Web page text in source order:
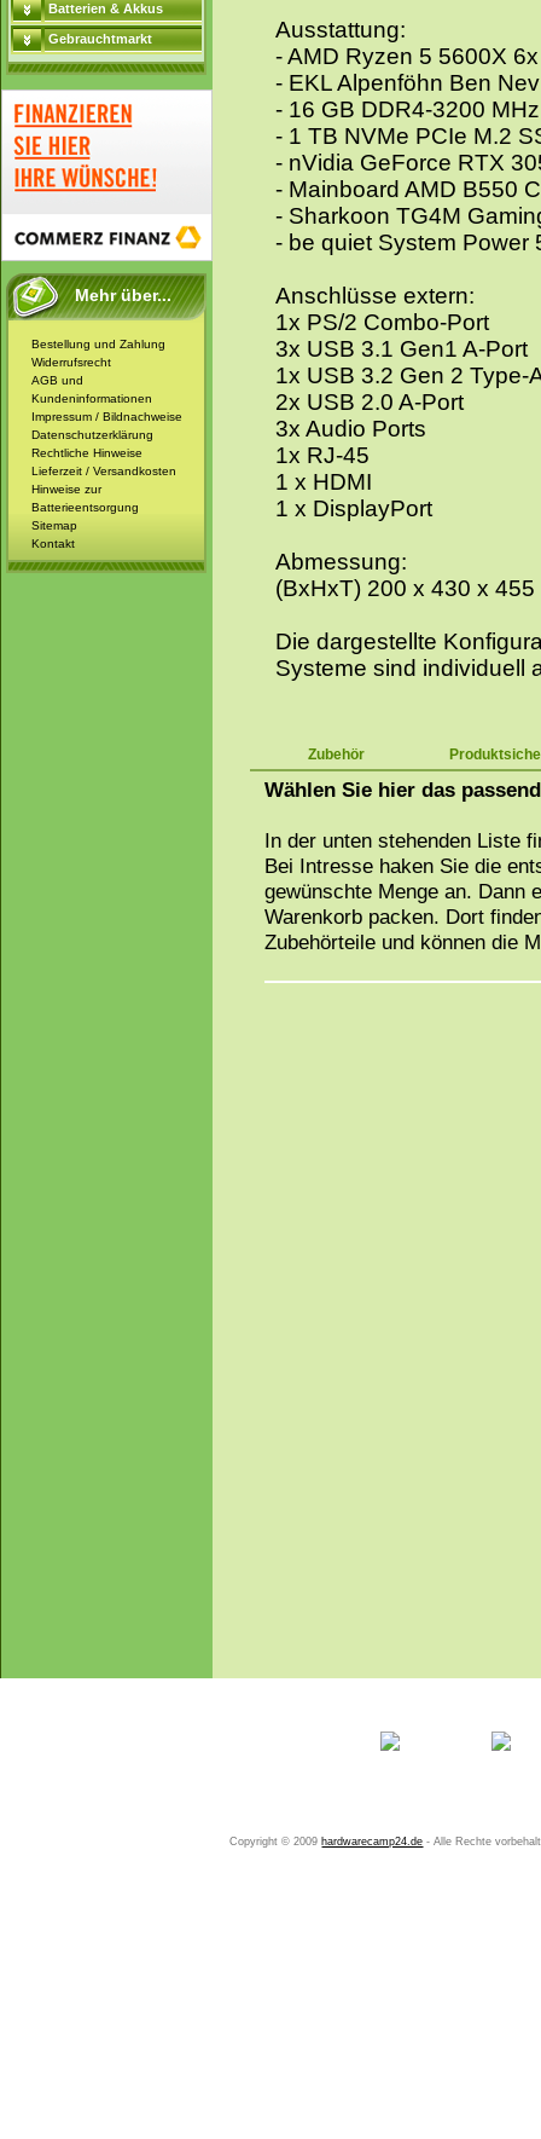
Batterien & Akkus
Gebrauchtmarkt
Mehr über...
Bestellung und Zahlung
Widerrufsrecht
AGB und
Kundeninformationen
Impressum / Bildnachweise
Datenschutzerklärung
Rechtliche Hinweise
Lieferzeit / Versandkosten
Hinweise zur
Batterieentsorgung
Sitemap
Kontakt
Ausstattung:
- AMD Ryzen 5 5600X
- EKL Alpenföhn Ben
- 16 GB DDR4-3200 MHz
- 1 TB NVMe PCIe M.2
- nVidia GeForce RTX
- Mainboard AMD B550
- Sharkoon TG4M
- be quiet System Power
Anschlüsse extern:
1x PS/2 Combo-Port
3x USB 3.1 Gen1 A-Port
1x USB 3.2 Gen 2 Type-
2x USB 2.0 A-Port
3x Audio Ports
1x RJ-45
1 x HDMI
1 x DisplayPort
Abmessung:
(BxHxT) 200 x 430 x 455
Die dargestellte
Systeme sind individuell
Zubehör
Wählen Sie hier das
In der unten stehenden Liste
Bei Intresse haken Sie die
gewünschte Menge an. Dann
Warenkorb packen. Dort
Zubehörteile und können die
Copyright © 2009 hardwarecamp24.de - Alle Rechte